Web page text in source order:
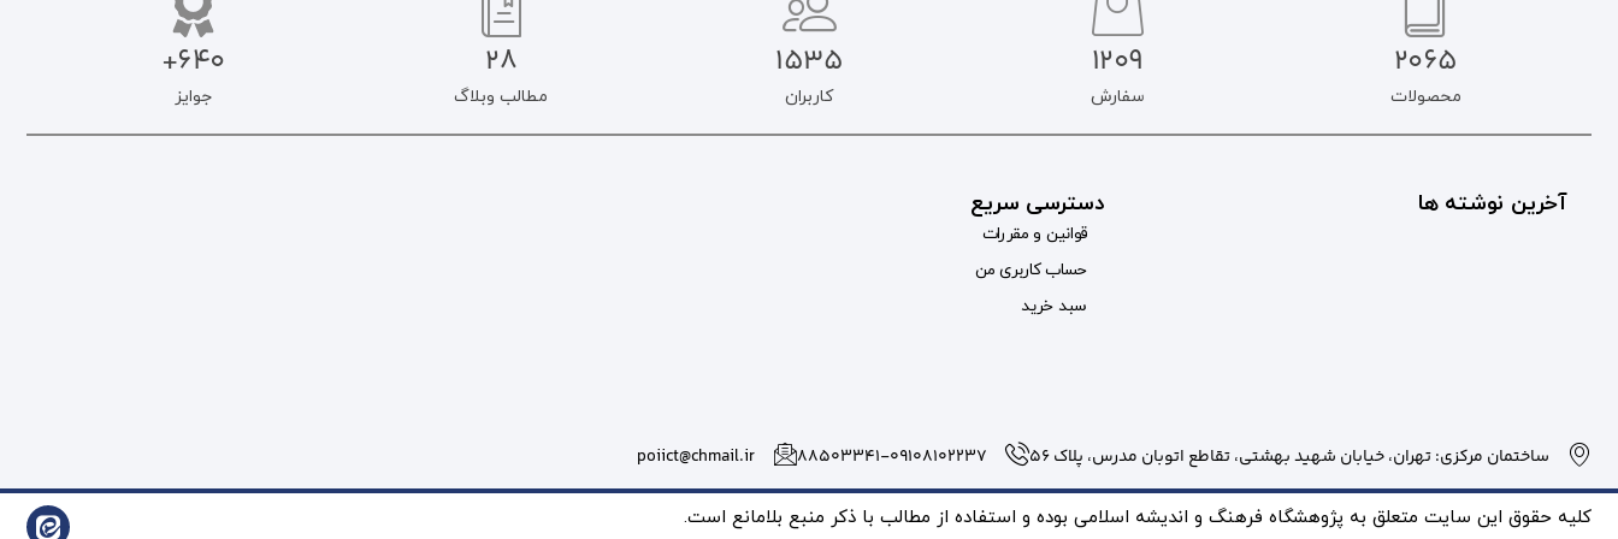
2065
محصولات
1209
سفارش
1535
کاربران
28
مطالب وبلاگ
640+
جوایز
آخرین نوشته ها دسترسی سریع
قوانین و مقررات
حساب کاربری من
سبد خرید
ساختمان مرکزی: تهران، خیابان شهید بهشتی، تقاطع اتوبان مدرس، پلاک 56 ۸۸۵۰۳۳۴۱-09108102237 poiict@chmail.ir
کلیه حقوق این سایت متعلق به پژوهشگاه فرهنگ و انديشه اسلامی بوده و استفاده از مطالب با ذکر منبع بلامانع است.